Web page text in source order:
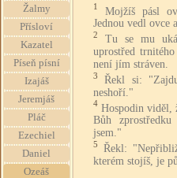
Žalmy
Přísloví
Kazatel
Píseň písní
Izajáš
Jeremjáš
Pláč
Ezechiel
Daniel
Ozeáš
1
Mojžíš pásl
Jednou vedl ovce
2
Tu se mu
uprostřed
není jím stráven.
3
Řekl si:
neshoří."
4 Hospodin viděl,
Bůh
jsem."
5
Řekl:
kterém stojíš, je